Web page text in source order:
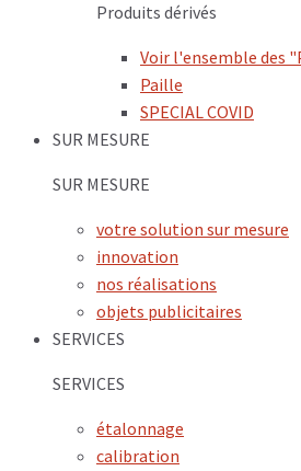
Produits dérivés
Voir l'ensemble des
Paille
SPECIAL COVID
SUR MESURE
SUR MESURE
votre solution sur mesure
innovation
nos réalisations
objets publicitaires
SERVICES
SERVICES
étalonnage
calibration